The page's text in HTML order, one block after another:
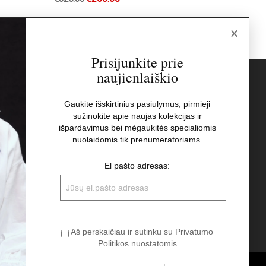
El pašto adresas:
Aš perskaičiau ir sutinku su Privatumo
Politikos nuostatomis
×
Prisijunkite prie
naujienlaiškio
Gaukite išskirtinius pasiūlymus, pirmieji
sužinokite apie naujas kolekcijas ir
išpardavimus bei mėgaukitės specialiomis
nuolaidomis tik prenumeratoriams.
El pašto adresas:
Aš perskaičiau ir sutinku su Privatumo
Politikos nuostatomis